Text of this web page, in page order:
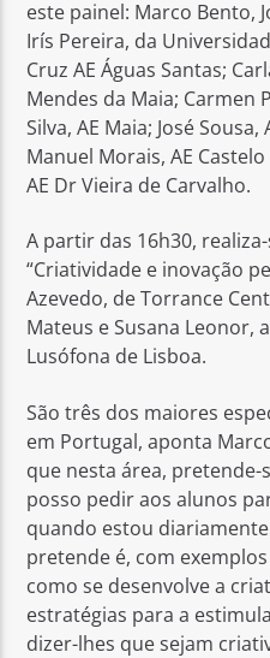
este painel: Marco Bento,
Irís Pereira, da
Cruz AE Águas Santas;
Mendes da Maia; Carmen
Silva, AE Maia; José
Manuel Morais, AE
AE Dr Vieira de Carvalho.
A partir das 16h30,
“Criatividade e inovação
Azevedo, de Torrance
Mateus e Susana Leonor,
Lusófona de Lisboa.
São três dos maiores
em Portugal, aponta
que nesta área, pretende-
posso pedir aos alunos
quando estou
pretende é, com
como se desenvolve a
estratégias para a
dizer-lhes que sejam